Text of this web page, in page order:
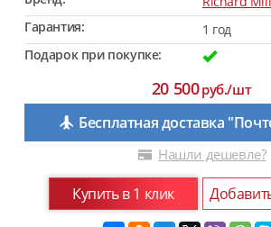
Гарантия:
1 год
Подарок при покупке:
20 500руб./шт
Бесплатная доставка
Нашли дешевле?
Купить в 1 клик